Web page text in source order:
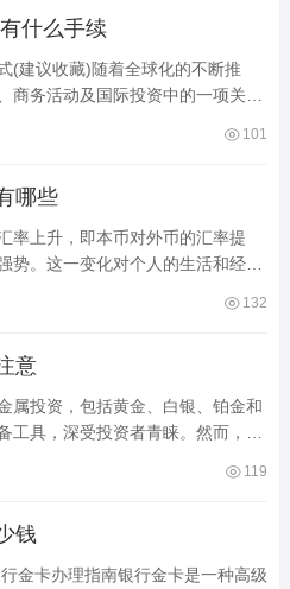
什么手续
(建议收藏)随着全球化的不断推
商务活动及国际投资中的一项关键
101
哪些
率上升，即本币对外币的汇率提
势。这一变化对个人的生活和经济
132
意
属投资，包括黄金、白银、铂金和
工具，深受投资者青睐。然而，成
119
钱
金卡办理指南银行金卡是一种高级